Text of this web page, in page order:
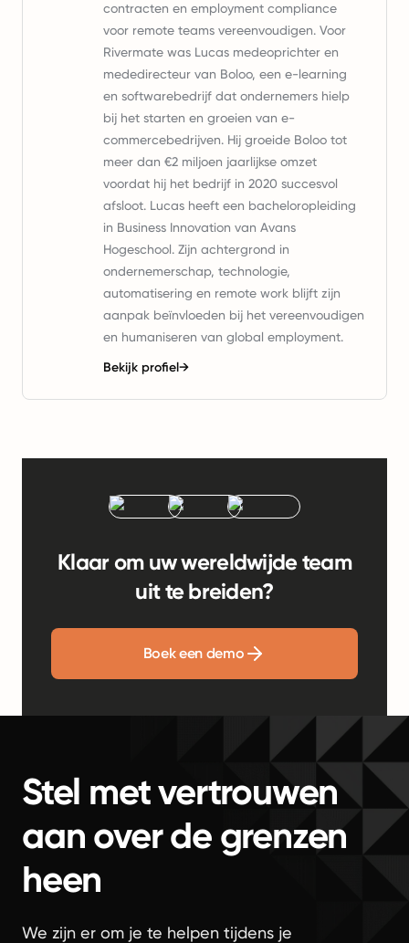
contracten en employment compliance
voor remote teams vereenvoudigen. Voor
Rivermate was Lucas medeoprichter en
mededirecteur van Boloo, een e-learning
en softwarebedrijf dat ondernemers hielp
bij het starten en groeien van e-
commercebedrijven. Hij groeide Boloo tot
meer dan €2 miljoen jaarlijkse omzet
voordat hij het bedrijf in 2020 succesvol
afsloot. Lucas heeft een bacheloropleiding
in Business Innovation van Avans
Hogeschool. Zijn achtergrond in
ondernemerschap, technologie,
automatisering en remote work blijft zijn
aanpak beïnvloeden bij het vereenvoudigen
en humaniseren van global employment.
Bekijk profiel→
Klaar om uw wereldwijde team
uit te breiden?
Boek een demo
Stel met vertrouwen
aan over de grenzen
heen
We zijn er om je te helpen tijdens je